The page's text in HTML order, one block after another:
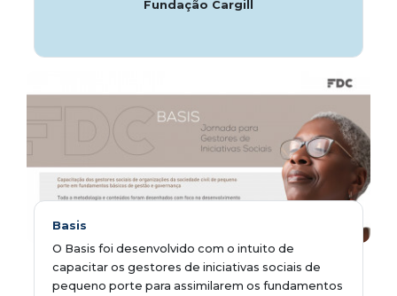
Fundação Cargill
Basis
O Basis foi desenvolvido com o intuito de
capacitar os gestores de iniciativas sociais de
pequeno porte para assimilarem os fundamentos